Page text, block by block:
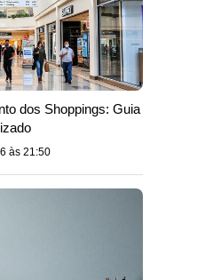
dos Shoppings: Guia
às 21:50